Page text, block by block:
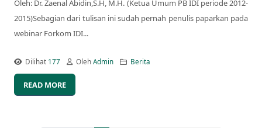
Oleh: Dr. Zaenal Abidin,S.H, M.H. (Ketua Umum PB IDI periode 2012-
2015)Sebagian dari tulisan ini sudah pernah penulis paparkan pada
webinar Forkom IDI...
Dilihat 177 OlehAdmin Berita
READ MORE